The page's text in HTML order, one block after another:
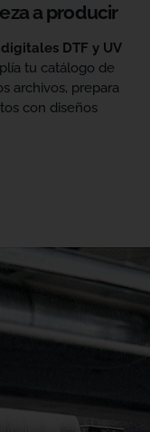
a producir
DTF y UV
tu catálogo de
archivos, prepara
con diseños